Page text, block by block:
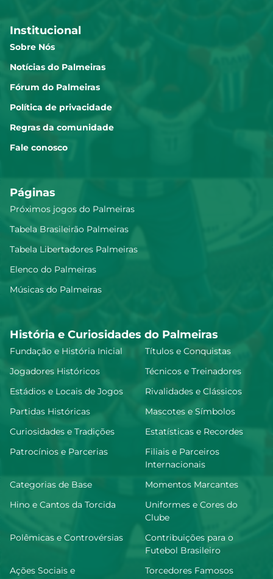
Institucional
Sobre Nós
Notícias do Palmeiras
Fórum do Palmeiras
Política de privacidade
Regras da comunidade
Fale conosco
Páginas
Próximos jogos do Palmeiras
Tabela Brasileirão Palmeiras
Tabela Libertadores Palmeiras
Elenco do Palmeiras
Músicas do Palmeiras
História e Curiosidades do Palmeiras
Fundação e História Inicial
Títulos e Conquistas
Jogadores Históricos
Técnicos e Treinadores
Estádios e Locais de Jogos
Rivalidades e Clássicos
Partidas Históricas
Mascotes e Símbolos
Curiosidades e Tradições
Estatísticas e Recordes
Patrocínios e Parcerias
Filiais e Parceiros
Internacionais
Categorias de Base
Momentos Marcantes
Hino e Cantos da Torcida
Uniformes e Cores do
Clube
Polêmicas e Controvérsias
Contribuições para o
Futebol Brasileiro
Ações Sociais e
Torcedores Famosos